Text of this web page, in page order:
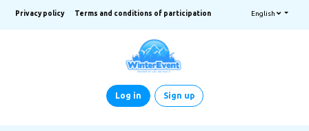
Privacy policy Terms and conditions of participation English
Log in Sign up